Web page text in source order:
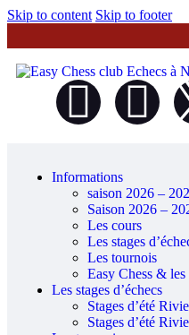
Skip to content Skip to footer
Informations
saison 2026 –
Saison 2026 –
Les cours
Les stages
Les tournois
Easy Chess & les
Les stages d’échecs
Stages d’été
Stages d’été